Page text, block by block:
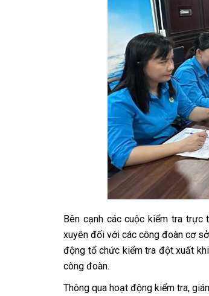
Bên cạnh các cuộc kiểm tra trực
xuyên đối với các công đoàn cơ
động tổ chức kiểm tra đột xuất
công đoàn.
Thông qua hoạt động kiểm tra,